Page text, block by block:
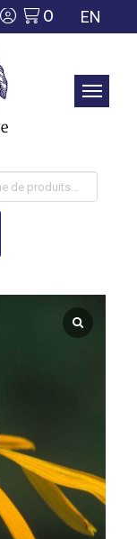
0 EN